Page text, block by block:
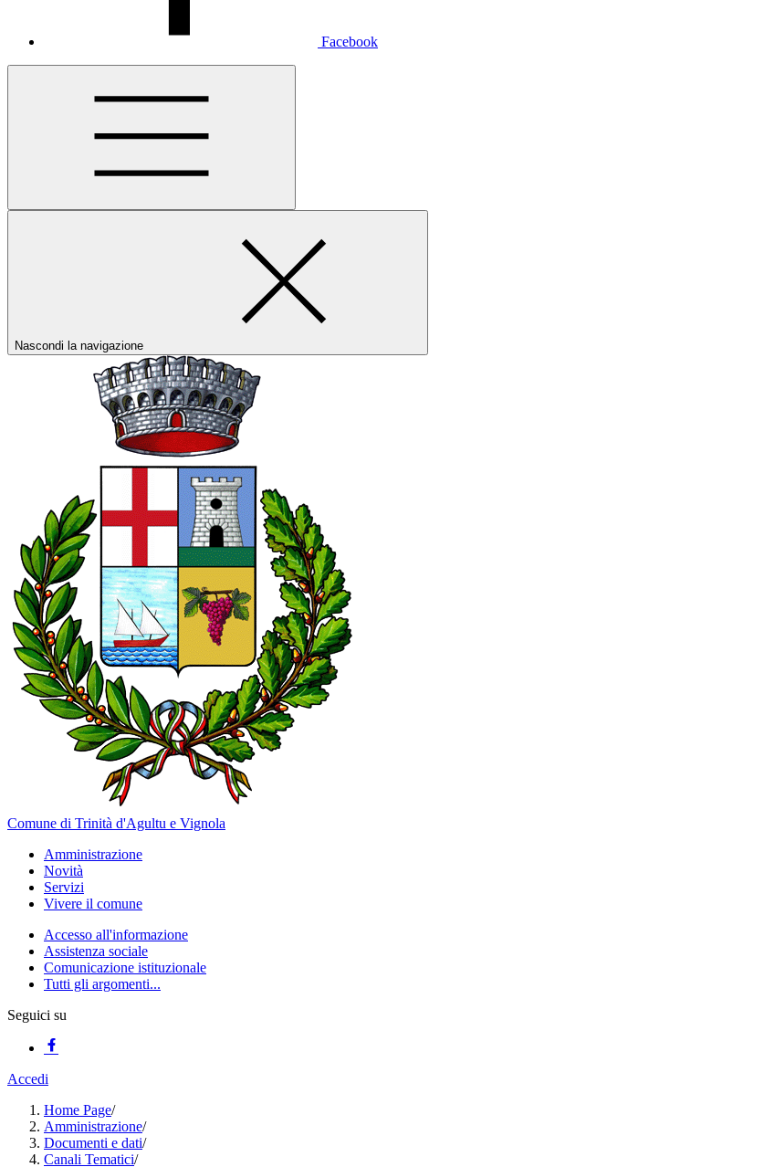
Facebook
Nascondi la navigazione
Comune di Trinità d'Agultu e Vignola
Amministrazione
Novità
Servizi
Vivere il comune
Accesso all'informazione
Assistenza sociale
Comunicazione istituzionale
Tutti gli argomenti...
Seguici su
Accedi
Home Page/
Amministrazione/
Documenti e dati/
Canali Tematici/